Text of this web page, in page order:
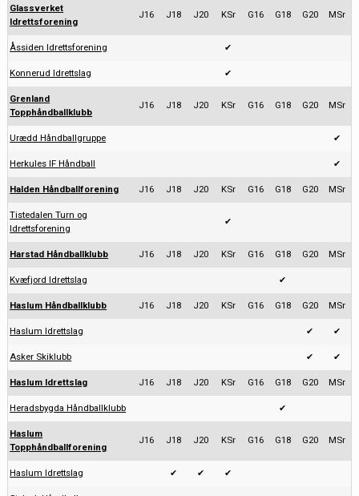
Glassverket
Idrettsforening
J16 J18 J20 KSr G16 G18 G20 MSr
Åssiden Idrettsforening ✔
Konnerud Idrettslag ✔
Grenland
Topphåndballklubb
J16 J18 J20 KSr G16 G18 G20 MSr
Urædd Håndballgruppe ✔
Herkules IF Håndball ✔
Halden Håndballforening J16 J18 J20 KSr G16 G18 G20 MSr
Tistedalen Turn og
Idrettsforening
✔
Harstad Håndballklubb J16 J18 J20 KSr G16 G18 G20 MSr
Kvæfjord Idrettslag ✔
Haslum Håndballklubb J16 J18 J20 KSr G16 G18 G20 MSr
Haslum Idrettslag ✔ ✔
Asker Skiklubb ✔ ✔
Haslum Idrettslag J16 J18 J20 KSr G16 G18 G20 MSr
Heradsbygda Håndballklubb ✔
Haslum
Topphåndballforening
J16 J18 J20 KSr G16 G18 G20 MSr
Haslum Idrettslag ✔ ✔ ✔